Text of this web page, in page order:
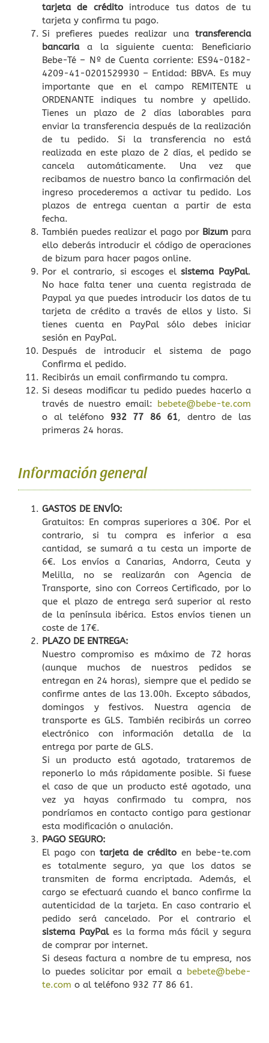
tarjeta de créditointroduce tus datos de tu
tarjeta y confirma tu pago.
Si prefieres puedes realizar una transferencia
bancariaa la siguiente cuenta: Beneficiario
Bebe-Té – Nº de Cuenta corriente: ES94-0182-
4209-41-0201529930 – Entidad: BBVA. Es muy
importante que en el campo REMITENTE u
ORDENANTE indiques tu nombre y apellido.
Tienes un plazo de 2 días laborables para
enviar la transferencia después de la realización
de tu pedido. Si la transferencia no está
realizada en este plazo de 2 días, el pedido se
cancela automáticamente. Una vez que
recibamos de nuestro banco la confirmación del
ingreso procederemos a activar tu pedido. Los
plazos de entrega cuentan a partir de esta
fecha.
También puedes realizar el pago por Bizum para
ello deberás introducir el código de operaciones
de bizum para hacer pagos online.
Por el contrario, si escoges elsistema PayPal.
No hace falta tener una cuenta registrada de
Paypal ya que puedes introducir los datos de tu
tarjeta de crédito a través de ellos y listo. Si
tienes cuenta en PayPal sólo debes iniciar
sesión en PayPal.
Después de introducir el sistema de pago
Confirma el pedido.
Recibirás un email confirmando tu compra.
Si deseas modificar tu pedido puedes hacerlo a
través de nuestro email: bebete@bebe-te.com
o al teléfono 932 77 86 61, dentro de las
primeras 24 horas.
Información general
GASTOS DE ENVÍO:
Gratuitos: En compras superiores a 30€. Por el
contrario, si tu compra es inferior a esa
cantidad, se sumará a tu cesta un importe de
6€. Los envíos a Canarias, Andorra, Ceuta y
Melilla, no se realizarán con Agencia de
Transporte, sino con Correos Certificado, por lo
que el plazo de entrega será superior al resto
de la península ibérica. Estos envíos tienen un
coste de 17€.
PLAZO DE ENTREGA:
Nuestro compromiso es máximo de 72 horas
(aunque muchos de nuestros pedidos se
entregan en 24 horas), siempre que el pedido se
confirme antes de las 13.00h. Excepto sábados,
domingos y festivos. Nuestra agencia de
transporte es GLS. También recibirás un correo
electrónico con información detalla de la
entrega por parte de GLS.
Si un producto está agotado, trataremos de
reponerlo lo más rápidamente posible. Si fuese
el caso de que un producto esté agotado, una
vez ya hayas confirmado tu compra, nos
pondríamos en contacto contigo para gestionar
esta modificación o anulación.
PAGO SEGURO:
El pago con tarjeta de crédito en bebe-te.com
es totalmente seguro, ya que los datos se
transmiten de forma encriptada. Además, el
cargo se efectuará cuando el banco confirme la
autenticidad de la tarjeta. En caso contrario el
pedido será cancelado. Por el contrario el
sistema PayPales la forma más fácil y segura
de comprar por internet.
Si deseas factura a nombre de tu empresa, nos
lo puedes solicitar por email a bebete@bebe-
te.com o al teléfono 932 77 86 61.